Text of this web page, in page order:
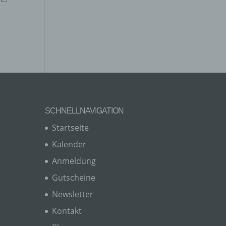
SCHNELLNAVIGATION
Startseite
Kalender
Anmeldung
Gutscheine
Newsletter
Kontakt